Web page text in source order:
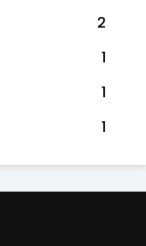
2
1
1
1